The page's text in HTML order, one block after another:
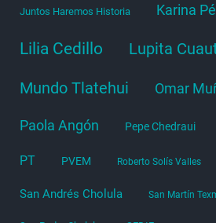
Juntos Haremos Historia Karina
Lilia Cedillo Lupita
Mundo Tlatehui Omar
Paola Angón Pepe Chedraui
PT PVEM Roberto Solís Valles
San Andrés Cholula San Martín